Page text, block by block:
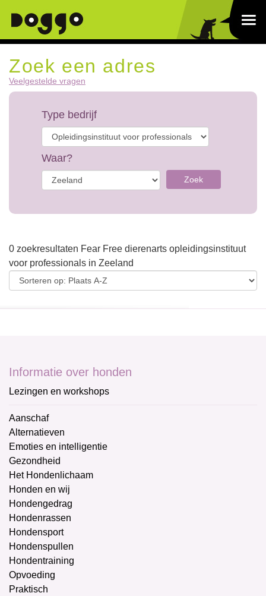
Zoek een adres
Veelgestelde vragen
Type bedrijf
Waar?
Zoek
0 zoekresultaten Fear Free dierenarts opleidingsinstituut
voor professionals in Zeeland
Informatie over honden
Lezingen en workshops
Aanschaf
Alternatieven
Emoties en intelligentie
Gezondheid
Het Hondenlichaam
Honden en wij
Hondengedrag
Hondenrassen
Hondensport
Hondenspullen
Hondentraining
Opvoeding
Praktisch